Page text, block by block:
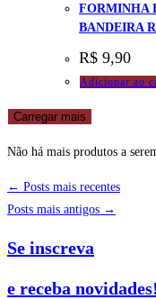
FORMINHA
BANDEIRA
R$ 9,90
Adicionar ao
Carregar mais
Não há mais produtos a
← Posts mais recentes
Posts mais antigos →
Se inscreva
e receba novidades!